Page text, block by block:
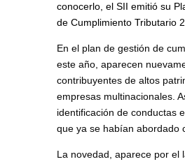
conocerlo, el SII emitió su
de Cumplimiento Tributario
En el plan de gestión de
este año, aparecen
contribuyentes de altos
empresas multinacionales.
identificación de conductas
que ya se habían abordado
La novedad, aparece por el